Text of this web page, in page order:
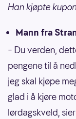
Han kjøpte
Mann fra
– Du verden,
pengene til å
jeg skal kjøpe
glad i å kjøre
lørdagskveld,